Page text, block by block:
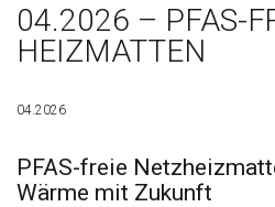
04.2026 – PFAS-
HEIZMATTEN
04.2026
PFAS-freie
Wärme mit Zukunft